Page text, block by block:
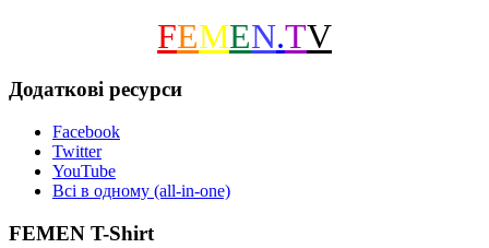
FEMEN.TV
Додаткові ресурси
Facebook
Twitter
YouTube
Всі в одному (all-in-one)
FEMEN T-Shirt